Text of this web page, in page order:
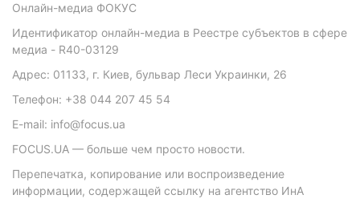
Онлайн-медиа ФОКУС
Идентификатор онлайн-медиа в Реестре субъектов в сфере
медиа - R40-03129
Адрес: 01133, г. Киев, бульвар Леси Украинки, 26
Телефон: +38 044 207 45 54
E-mail: info@focus.ua
FOCUS.UA — больше чем просто новости.
Перепечатка, копирование или воспроизведение
информации, содержащей ссылку на агентство ИнА